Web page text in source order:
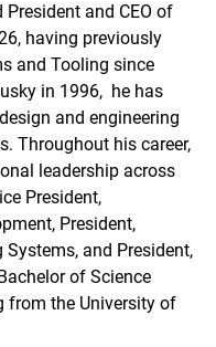
and CEO of
having previously
and Tooling since
in 1996, he has
and engineering
Throughout his career,
leadership across
President,
President,
and President,
of Science
from the University of